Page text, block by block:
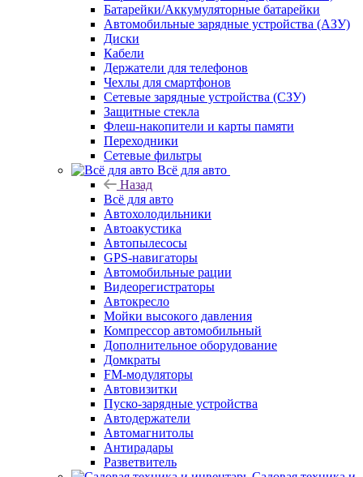
Батарейки/Аккумуляторные батарейки
Автомобильные зарядные устройства (АЗУ)
Диски
Кабели
Держатели для телефонов
Чехлы для смартфонов
Сетевые зарядные устройства (СЗУ)
Защитные стекла
Флеш-накопители и карты памяти
Переходники
Сетевые фильтры
Всё для авто
Назад
Всё для авто
Автохолодильники
Автоакустика
Автопылесосы
GPS-навигаторы
Автомобильные рации
Видеорегистраторы
Автокресло
Мойки высокого давления
Компрессор автомобильный
Дополнительное оборудование
Домкраты
FM-модуляторы
Автовизитки
Пуско-зарядные устройства
Автодержатели
Автомагнитолы
Антирадары
Разветвитель